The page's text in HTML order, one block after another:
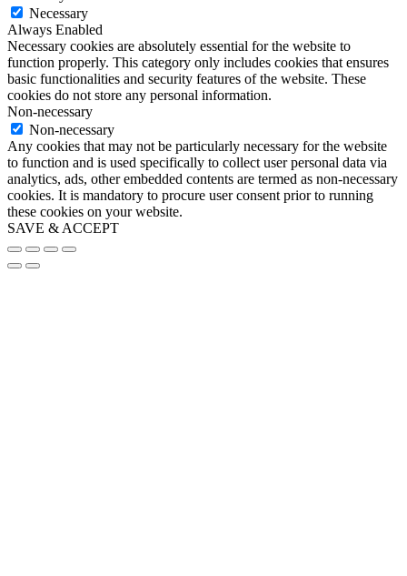
Necessary
Always Enabled
Necessary cookies are absolutely essential for the website to
function properly. This category only includes cookies that ensures
basic functionalities and security features of the website. These
cookies do not store any personal information.
Non-necessary
Non-necessary
Any cookies that may not be particularly necessary for the website
to function and is used specifically to collect user personal data via
analytics, ads, other embedded contents are termed as non-necessary
cookies. It is mandatory to procure user consent prior to running
these cookies on your website.
SAVE & ACCEPT